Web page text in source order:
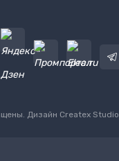
Дизайн Createx Studio